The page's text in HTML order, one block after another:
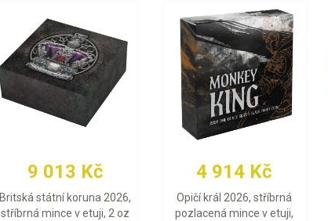
9 013 Kč
Britská státní koruna 2026,
stříbrná mince v etuji, 2 oz
4 914 Kč
Opičí král 2026, stříbrná
pozlacená mince v etuji,